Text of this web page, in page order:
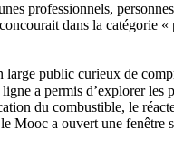
professionnels,
dans la catégorie
public curieux de
a permis d’explorer les
du combustible, le
Mooc a ouvert une fenêtre